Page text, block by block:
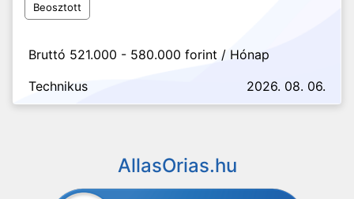
Beosztott
Bruttó 521.000 - 580.000 forint / Hónap
Technikus
2026. 08. 06.
AllasOrias.hu